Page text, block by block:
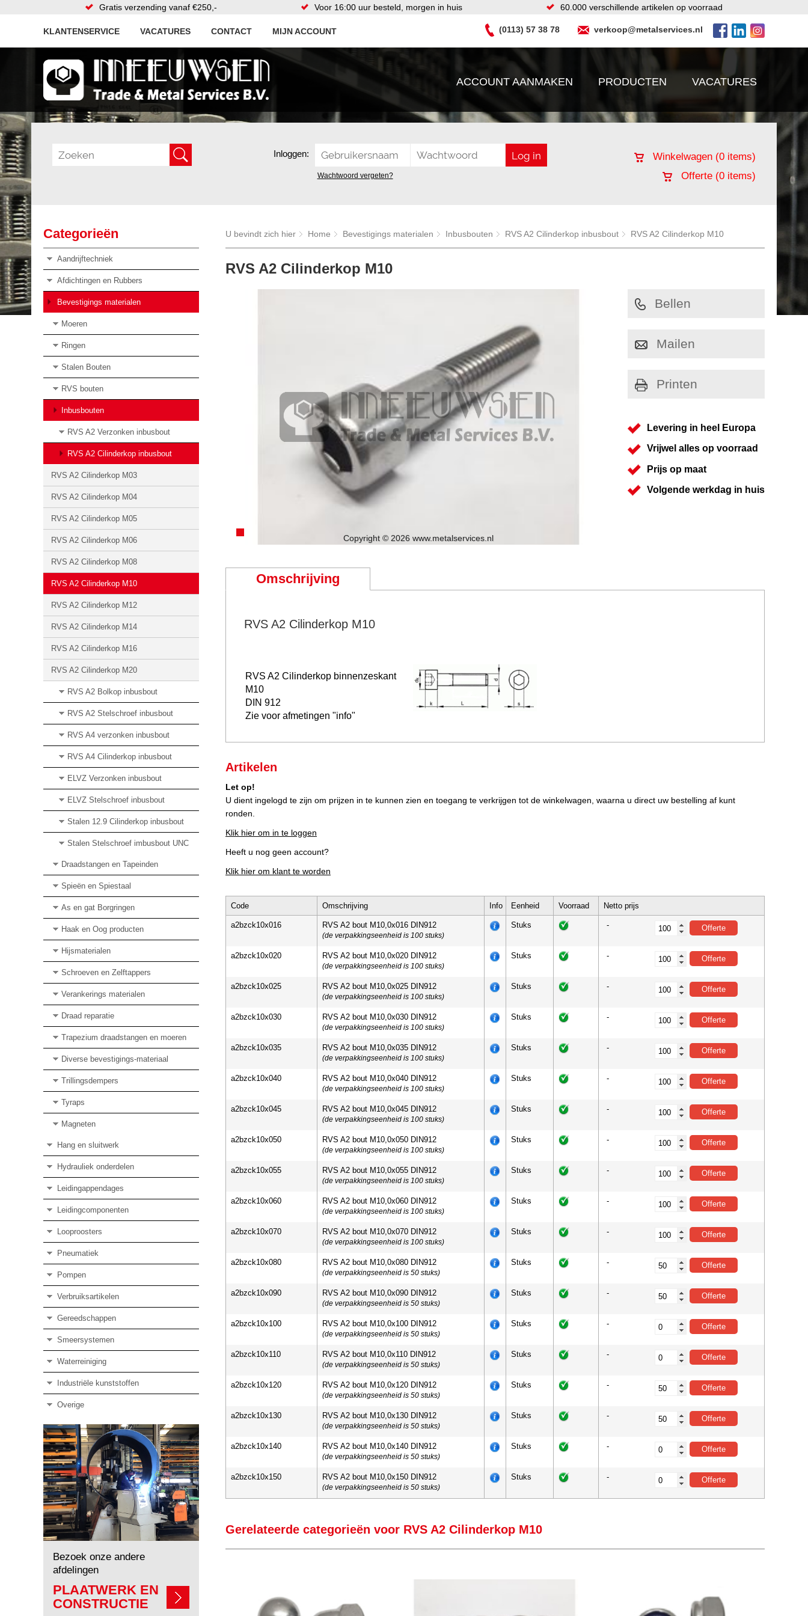
Gratis verzending vanaf €250,- Voor 16:00 uur besteld, morgen in huis 60.000 verschillende artikelen op voorraad
KLANTENSERVICE VACATURES CONTACT MIJN ACCOUNT (0113) 57 38 78 verkoop@metalservices.nl
ACCOUNT AANMAKEN PRODUCTEN VACATURES
Inloggen:
Wachtwoord vergeten?
Winkelwagen (0 items)
Offerte (0 items)
Categorieën
Aandrijftechniek
Afdichtingen en Rubbers
Bevestigings materialen
Moeren
Ringen
Stalen Bouten
RVS bouten
Inbusbouten
RVS A2 Verzonken inbusbout
RVS A2 Cilinderkop inbusbout
RVS A2 Cilinderkop M03
RVS A2 Cilinderkop M04
RVS A2 Cilinderkop M05
RVS A2 Cilinderkop M06
RVS A2 Cilinderkop M08
RVS A2 Cilinderkop M10
RVS A2 Cilinderkop M12
RVS A2 Cilinderkop M14
RVS A2 Cilinderkop M16
RVS A2 Cilinderkop M20
RVS A2 Bolkop inbusbout
RVS A2 Stelschroef inbusbout
RVS A4 verzonken inbusbout
RVS A4 Cilinderkop inbusbout
ELVZ Verzonken inbusbout
ELVZ Stelschroef inbusbout
Stalen 12.9 Cilinderkop inbusbout
Stalen Stelschroef imbusbout UNC
Draadstangen en Tapeinden
Spieën en Spiestaal
As en gat Borgringen
Haak en Oog producten
Hijsmaterialen
Schroeven en Zelftappers
Verankerings materialen
Draad reparatie
Trapezium draadstangen en moeren
Diverse bevestigings-materiaal
Trillingsdempers
Tyraps
Magneten
Hang en sluitwerk
Hydrauliek onderdelen
Leidingappendages
Leidingcomponenten
Looproosters
Pneumatiek
Pompen
Verbruiksartikelen
Gereedschappen
Smeersystemen
Waterreiniging
Industriële kunststoffen
Overige
Bezoek onze andere
afdelingen
PLAATWERK EN
CONSTRUCTIE
U bevindt zich hier Home Bevestigings materialen Inbusbouten RVS A2 Cilinderkop inbusbout RVS A2 Cilinderkop M10
RVS A2 Cilinderkop M10
Copyright © 2026 www.metalservices.nl
Bellen
Mailen
Printen
Levering in heel Europa
Vrijwel alles op voorraad
Prijs op maat
Volgende werkdag in huis
Omschrijving
RVS A2 Cilinderkop M10
RVS A2 Cilinderkop binnenzeskant
M10
DIN 912
Zie voor afmetingen "info"
Artikelen
Let op!
U dient ingelogd te zijn om prijzen in te kunnen zien en toegang te verkrijgen tot de winkelwagen, waarna u direct uw bestelling af kunt
ronden.
Klik hier om in te loggen
Heeft u nog geen account?
Klik hier om klant te worden
Code Omschrijving Info Eenheid Voorraad Netto prijs
a2bzck10x016 RVS A2 bout M10,0x016 DIN912
(de verpakkingseenheid is 100 stuks)
Stuks -
a2bzck10x020 RVS A2 bout M10,0x020 DIN912
(de verpakkingseenheid is 100 stuks)
Stuks -
a2bzck10x025 RVS A2 bout M10,0x025 DIN912
(de verpakkingseenheid is 100 stuks)
Stuks -
a2bzck10x030 RVS A2 bout M10,0x030 DIN912
(de verpakkingseenheid is 100 stuks)
Stuks -
a2bzck10x035 RVS A2 bout M10,0x035 DIN912
(de verpakkingseenheid is 100 stuks)
Stuks -
a2bzck10x040 RVS A2 bout M10,0x040 DIN912
(de verpakkingseenheid is 100 stuks)
Stuks -
a2bzck10x045 RVS A2 bout M10,0x045 DIN912
(de verpakkingseenheid is 100 stuks)
Stuks -
a2bzck10x050 RVS A2 bout M10,0x050 DIN912
(de verpakkingseenheid is 100 stuks)
Stuks -
a2bzck10x055 RVS A2 bout M10,0x055 DIN912
(de verpakkingseenheid is 100 stuks)
Stuks -
a2bzck10x060 RVS A2 bout M10,0x060 DIN912
(de verpakkingseenheid is 100 stuks)
Stuks -
a2bzck10x070 RVS A2 bout M10,0x070 DIN912
(de verpakkingseenheid is 100 stuks)
Stuks -
a2bzck10x080 RVS A2 bout M10,0x080 DIN912
(de verpakkingseenheid is 50 stuks)
Stuks -
a2bzck10x090 RVS A2 bout M10,0x090 DIN912
(de verpakkingseenheid is 50 stuks)
Stuks -
a2bzck10x100 RVS A2 bout M10,0x100 DIN912
(de verpakkingseenheid is 50 stuks)
Stuks -
a2bzck10x110 RVS A2 bout M10,0x110 DIN912
(de verpakkingseenheid is 50 stuks)
Stuks -
a2bzck10x120 RVS A2 bout M10,0x120 DIN912
(de verpakkingseenheid is 50 stuks)
Stuks -
a2bzck10x130 RVS A2 bout M10,0x130 DIN912
(de verpakkingseenheid is 50 stuks)
Stuks -
a2bzck10x140 RVS A2 bout M10,0x140 DIN912
(de verpakkingseenheid is 50 stuks)
Stuks -
a2bzck10x150 RVS A2 bout M10,0x150 DIN912
(de verpakkingseenheid is 50 stuks)
Stuks -
Gerelateerde categorieën voor RVS A2 Cilinderkop M10